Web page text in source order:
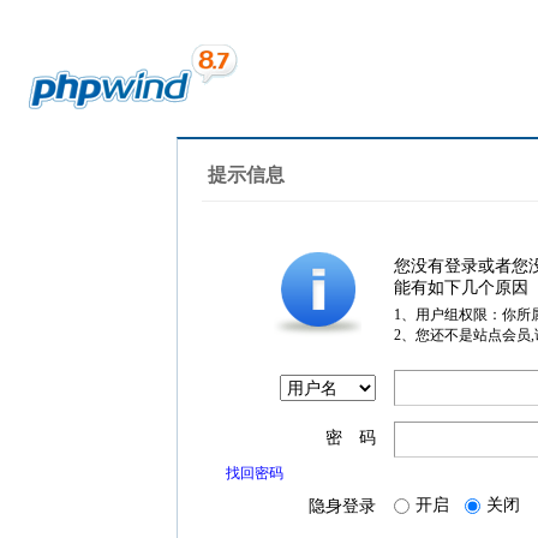
提示信息
您没有登录或者您
能有如下几个原因
1、用户组权限：你所
2、您还不是站点会员
密 码
找回密码
隐身登录 开启 关闭